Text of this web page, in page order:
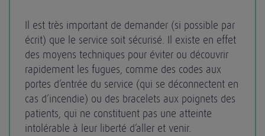
Il est très important de demander (si possible par
écrit) que le service soit sécurisé. Il existe en effet
des moyens techniques pour éviter ou découvrir
rapidement les fugues, comme des codes aux
portes d’entrée du service (qui se déconnectent en
cas d’incendie) ou des bracelets aux poignets des
patients, qui ne constituent pas une atteinte
intolérable à leur liberté d’aller et venir.